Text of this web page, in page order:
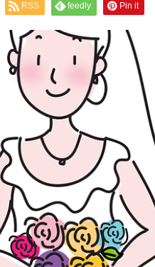
RSS feedly Pin it